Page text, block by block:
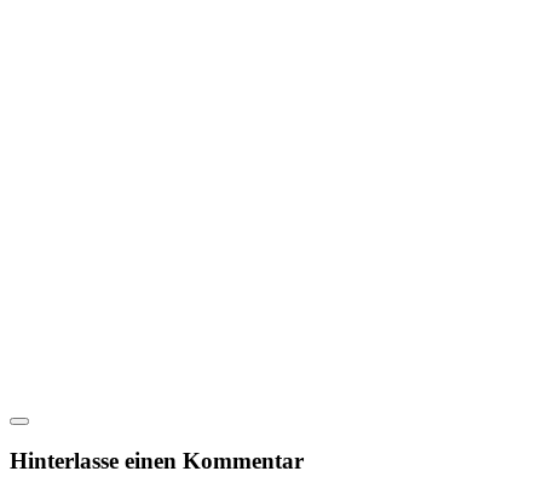
Hinterlasse einen Kommentar